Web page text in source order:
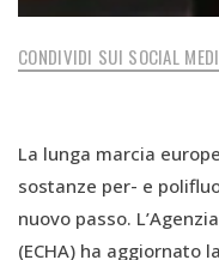
CONDIVIDI SUI SOCIAL
La lunga marcia
sostanze per- e
nuovo passo.
(ECHA) ha aggiornato la